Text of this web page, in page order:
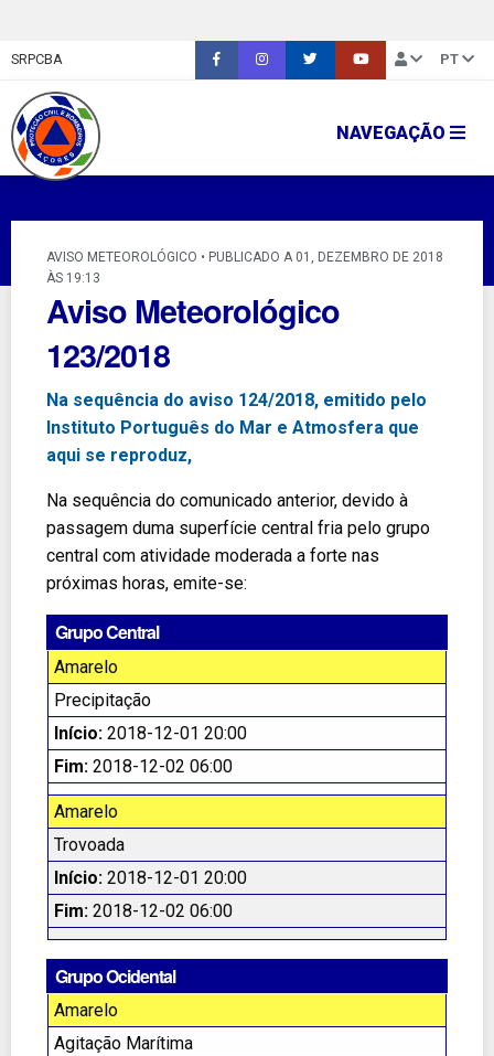
SRPCBA PT
NAVEGAÇÃO
AVISO METEOROLÓGICO • PUBLICADO A 01, DEZEMBRO DE 2018
ÀS 19:13
Aviso Meteorológico
123/2018
Na sequência do aviso 124/2018, emitido pelo
Instituto Português do Mar e Atmosfera que
aqui se reproduz,
Na sequência do comunicado anterior, devido à
passagem duma superfície central fria pelo grupo
central com atividade moderada a forte nas
próximas horas, emite-se:
Grupo Central
Amarelo
Precipitação
Início: 2018-12-01 20:00
Fim: 2018-12-02 06:00
Amarelo
Trovoada
Início: 2018-12-01 20:00
Fim: 2018-12-02 06:00
Grupo Ocidental
Amarelo
Agitação Marítima